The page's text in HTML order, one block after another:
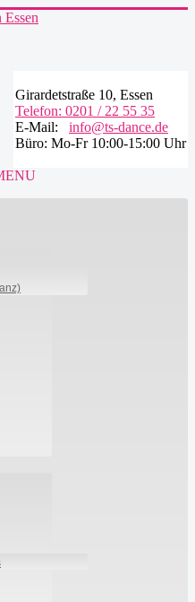
Girardetstraße 10, Essen
Telefon: 0201 / 22 55 35
E-Mail: info@ts-dance.de
Büro: Mo-Fr 10:00-15:00 Uhr